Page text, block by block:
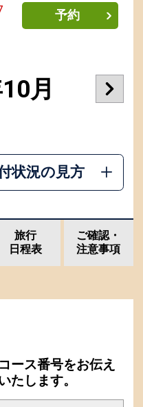
予約
月
状況の見方
旅行
日程表
ご確認・
注意事項
ース番号をお伝え
たします。